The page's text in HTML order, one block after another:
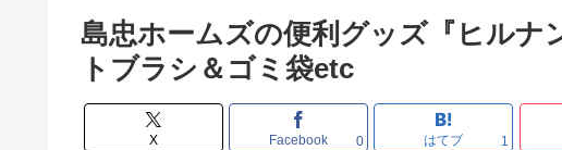
島忠ホームズの便利グッズ『ヒルナ
トブラシ＆ゴミ袋etc
X Facebook 0 はてブ 1